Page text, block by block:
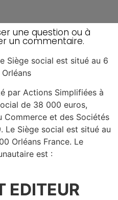
une question ou à
un commentaire.
Siège social est situé au 6
par Actions Simplifiées à
de 38 000 euros,
Commerce et des Sociétés
Le Siège social est situé au
Orléans France. Le
est :
EDITEUR